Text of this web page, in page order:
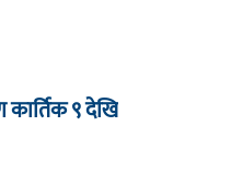
९ देखि